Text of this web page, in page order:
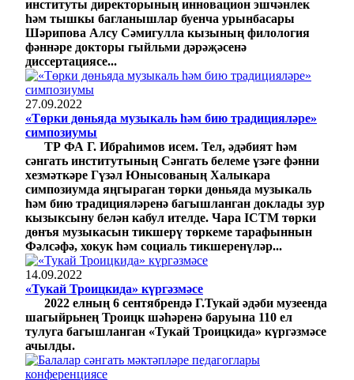
институты директорының инновацион эшчәнлек
һәм тышкы багланышлар буенча урынбасары
Шәрипова Алсу Сәмигулла кызының филология
фәннәре докторы гыйльми дәрәҗәсенә
диссертациясе...
27.09.2022
«Төрки дөньяда музыкаль һәм бию традицияләре»
симпозиумы
ТР ФА Г. Ибраһимов исем. Тел, әдәбият һәм
сәнгать институтының Сәнгать белеме үзәге фәнни
хезмәткәре Гүзәл Юнысованың Халыкара
симпозиумда яңгыраган төрки дөньяда музыкаль
һәм бию традицияләренә багышланган доклады зур
кызыксыну белән кабул ителде. Чара ICTM төрки
дөнъя музыкасын тикшерү төркеме тарафыннын
Фәлсәфә, хокук һәм социаль тикшеренүләр...
14.09.2022
«Тукай Троицкида» күргәзмәсе
2022 елның 6 сентябрендә Г.Тукай әдәби музеенда
шагыйрьнең Троицк шәһәренә баруына 110 ел
тулуга багышланган «Тукай Троицкида» күргәзмәсе
ачылды.